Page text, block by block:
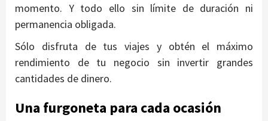
momento. Y todo ello sin límite de duración ni
permanencia obligada.
Sólo disfruta de tus viajes y obtén el máximo
rendimiento de tu negocio sin invertir grandes
cantidades de dinero.
Una furgoneta para cada ocasión